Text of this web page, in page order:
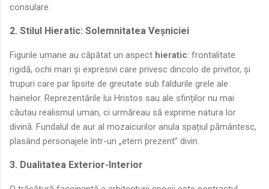
consulare.
2. Stilul Hieratic: Solemnitatea Veșniciei
Figurile umane au căpătat un aspect hieratic: frontalitate
rigidă, ochi mari și expresivi care privesc dincolo de privitor, și
trupuri care par lipsite de greutate sub faldurile grele ale
hainelor. Reprezentările lui Hristos sau ale sfinților nu mai
căutau realismul uman, ci urmăreau să exprime natura lor
divină. Fundalul de aur al mozaicurilor anula spațiul pământesc,
plasând personajele într-un „etern prezent” divin.
3. Dualitatea Exterior-Interior